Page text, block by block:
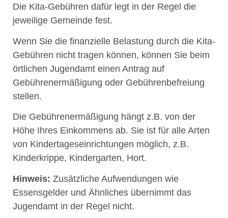
Die Kita-Gebühren dafür legt in der Regel die
jeweilige Gemeinde fest.
Wenn Sie die finanzielle Belastung durch die Kita-
Gebühren nicht tragen können, können Sie beim
örtlichen Jugendamt einen Antrag auf
Gebührenermäßigung oder Gebührenbefreiung
stellen.
Die Gebührenermäßigung hängt z.B. von der
Höhe Ihres Einkommens ab. Sie ist für alle Arten
von Kindertageseinrichtungen möglich, z.B.
Kinderkrippe, Kindergarten, Hort.
Hinweis: Zusätzliche Aufwendungen wie
Essensgelder und Ähnliches übernimmt das
Jugendamt in der Regel nicht.